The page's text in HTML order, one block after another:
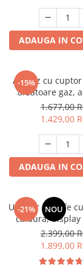
Masini de spalat
Masini de spalat
independente
Pachete
Pirostrii &
Plasa umbrire
Pompe de stropit
Radiatoare
Sobe pe gaz &
Suflante &
Aspiratoare
Suflante Frunze
Scala
ADAUGA IN
-15%
Aragaz cu
arzatoare gaz,
electrica,
cuptor, Bej,
1.677,00
1.429,00
ADAUGA IN
-21% NOU
Uscator de rufe
caldura, display
functie
capacitate 8 kg,
Heinner
2.399,00
1.899,00